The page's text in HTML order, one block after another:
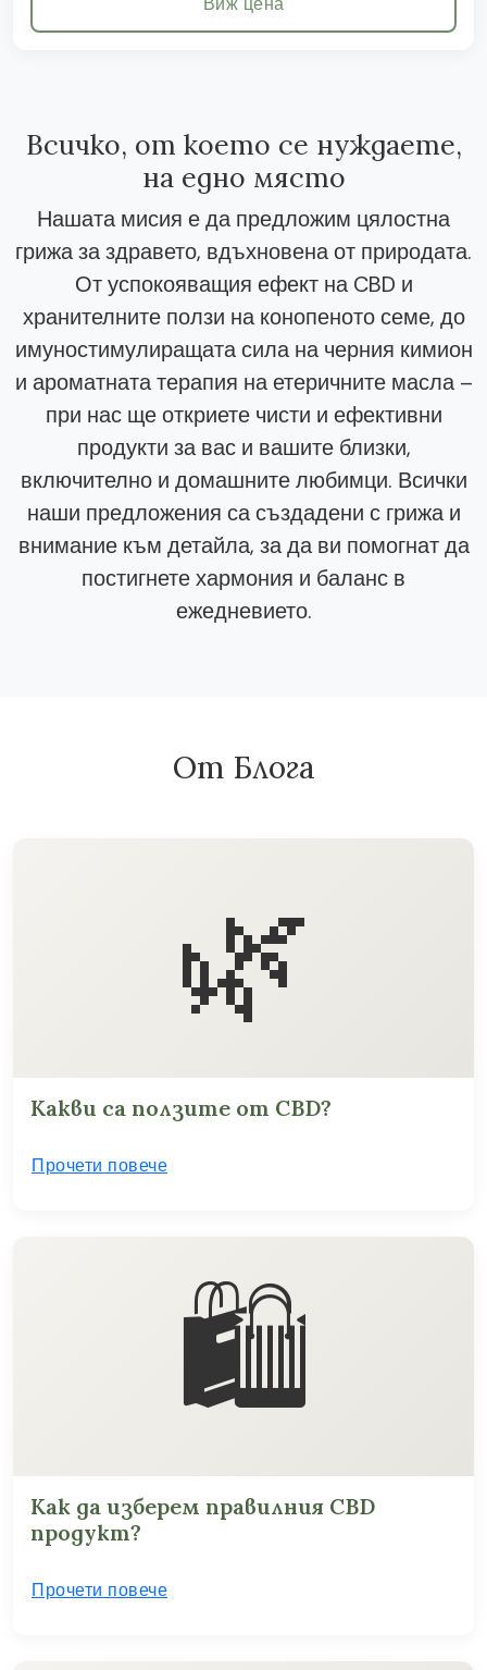
Всичко, от което се нуждаете,
на едно място
Нашата мисия е да предложим цялостна
грижа за здравето, вдъхновена от природата.
От успокояващия ефект на CBD и
хранителните ползи на конопеното семе, до
имуностимулиращата сила на черния кимион
и ароматната терапия на етеричните масла –
при нас ще откриете чисти и ефективни
продукти за вас и вашите близки,
включително и домашните любимци. Всички
наши предложения са създадени с грижа и
внимание към детайла, за да ви помогнат да
постигнете хармония и баланс в
ежедневието.
От Блога
🌿
Какви са ползите от CBD?
Прочети повече
🛍️
Как да изберем правилния CBD
продукт?
Прочети повече